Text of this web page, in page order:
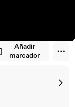
Añadir
marcador